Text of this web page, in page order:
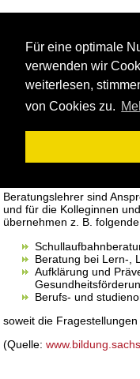
Für eine optimale
verwenden wir
weiterlesen,
von Cookies zu.
Schulleben |
Beratungslehrer werden
speziell für
Beratungslehrer sind
und für die Kolleginnen
übernehmen z. B.
Beratung bei Lern-,
Aufklärung und
Berufs- und
soweit die
(Quelle: